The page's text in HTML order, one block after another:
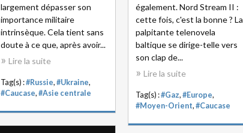
largement dépasser son
importance militaire
intrinsèque. Cela tient sans
doute à ce que, après avoir...
Lire la suite
Tag(s) :#Russie, #Ukraine,
#Caucase, #Asie centrale
également. Nord Stream II :
cette fois, c'est la bonne ? La
palpitante telenovela
baltique se dirige-telle vers
son clap de...
Lire la suite
Tag(s) :#Gaz, #Europe,
#Moyen-Orient, #Caucase